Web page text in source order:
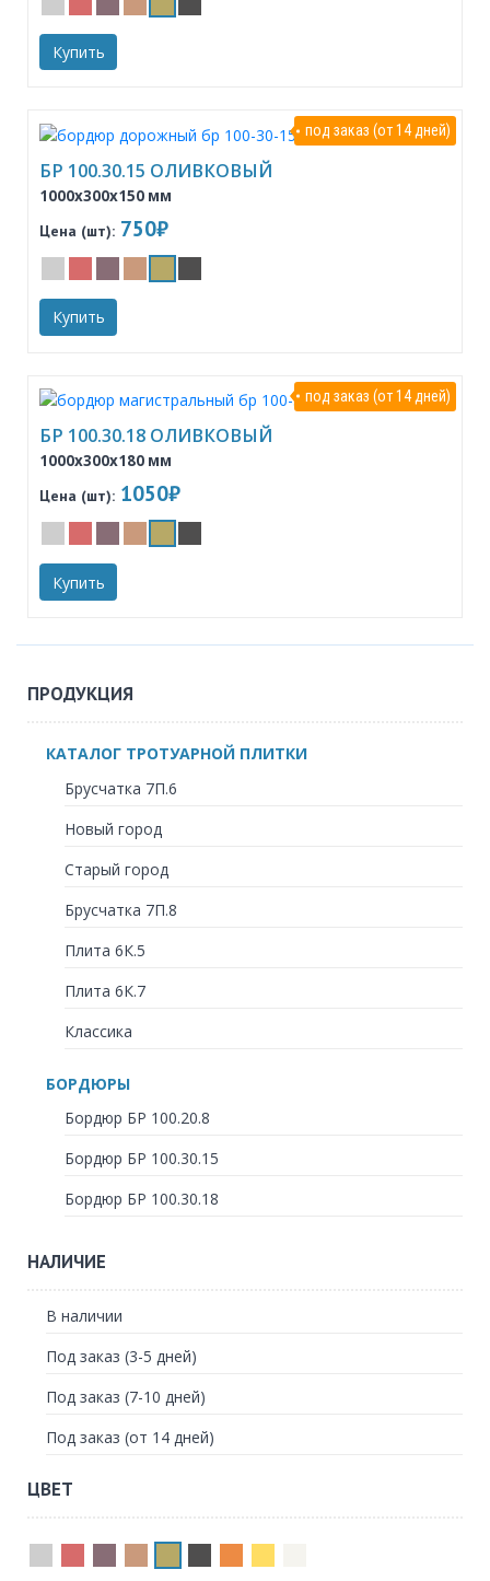
Купить
БР 100.30.15 ОЛИВКОВЫЙ
1000x300x150 мм
под заказ (от 14 дней)
Цена (шт): 750₽
Купить
БР 100.30.18 ОЛИВКОВЫЙ
1000x300x180 мм
под заказ (от 14 дней)
Цена (шт): 1050₽
Купить
ПРОДУКЦИЯ
КАТАЛОГ ТРОТУАРНОЙ ПЛИТКИ
Брусчатка 7П.6
Новый город
Старый город
Брусчатка 7П.8
Плита 6К.5
Плита 6К.7
Классика
БОРДЮРЫ
Бордюр БР 100.20.8
Бордюр БР 100.30.15
Бордюр БР 100.30.18
НАЛИЧИЕ
В наличии
Под заказ (3-5 дней)
Под заказ (7-10 дней)
Под заказ (от 14 дней)
ЦВЕТ